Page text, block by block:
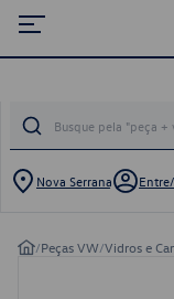
Nova Serrana
/Peças VW/Vidros e